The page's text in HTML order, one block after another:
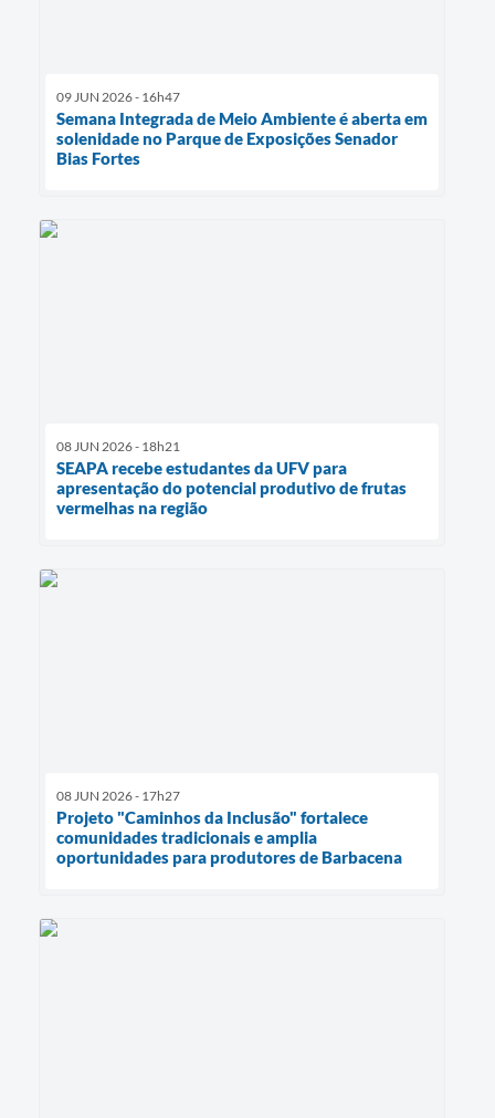
09 JUN 2026 - 16h47
Semana Integrada de Meio Ambiente é aberta em
solenidade no Parque de Exposições Senador
Bias Fortes
08 JUN 2026 - 18h21
SEAPA recebe estudantes da UFV para
apresentação do potencial produtivo de frutas
vermelhas na região
08 JUN 2026 - 17h27
Projeto "Caminhos da Inclusão" fortalece
comunidades tradicionais e amplia
oportunidades para produtores de Barbacena